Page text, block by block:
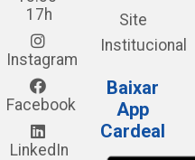
17h
Instagram
Facebook
LinkedIn
Site
Institucional
Baixar
App
Cardeal